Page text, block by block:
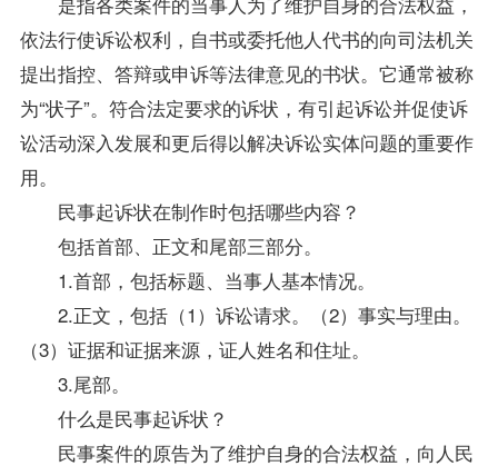
依法行使诉讼权利，自书或委托他人代书的向司法机关
提出指控、答辩或申诉等法律意见的书状。它通常被称
为“状子”。符合法定要求的诉状，有引起诉讼并促使诉
讼活动深入发展和更后得以解决诉讼实体问题的重要作
用。
民事起诉状在制作时包括哪些内容？
包括首部、正文和尾部三部分。
1.首部，包括标题、当事人基本情况。
2.正文，包括（1）诉讼请求。（2）事实与理由。
（3）证据和证据来源，证人姓名和住址。
3.尾部。
什么是民事起诉状？
民事案件的原告为了维护自身的合法权益，向人民